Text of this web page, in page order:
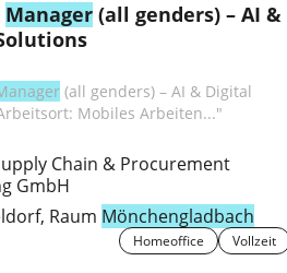
Manager (all genders) – AI &
(all genders) – AI & Digital
Mobiles Arbeiten..."
Chain & Procurement
GmbH
Raum Mönchengladbach
Homeoffice Vollzeit